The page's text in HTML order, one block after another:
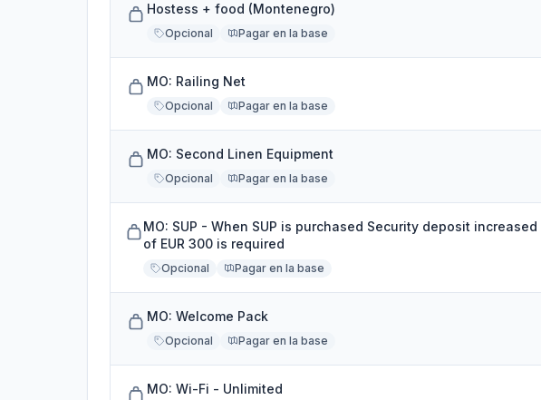
Hostess + food (Montenegro)
Opcional Pagar en la base
MO: Railing Net
Opcional Pagar en la base
MO: Second Linen Equipment
Opcional Pagar en la base
MO: SUP - When SUP is purchased Security deposit increased
of EUR 300 is required
Opcional Pagar en la base
MO: Welcome Pack
Opcional Pagar en la base
MO: Wi-Fi - Unlimited